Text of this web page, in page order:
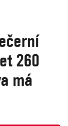
260
má